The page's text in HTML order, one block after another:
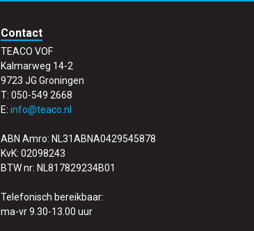
Contact
TEACO VOF
Kalmarweg 14-2
9723 JG Groningen
T: 050-549 2668
E: info@teaco.nl
ABN Amro: NL31ABNA0429545878
KvK: 02098243
BTW nr: NL817829234B01
Telefonisch bereikbaar:
ma-vr 9.30-13.00 uur